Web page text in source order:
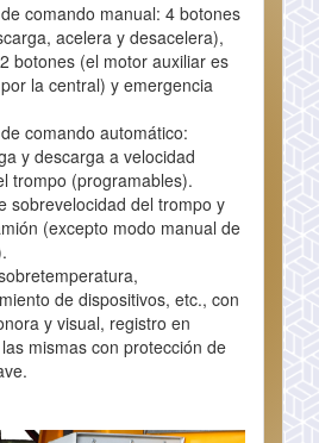
comando manual: 4 botones
acelera y desacelera),
botones (el motor auxiliar es
la central) y emergencia
comando automático:
y descarga a velocidad
trompo (programables).
sobrevelocidad del trompo y
(excepto modo manual de
de dispositivos, etc., con
y visual, registro en
mismas con protección de